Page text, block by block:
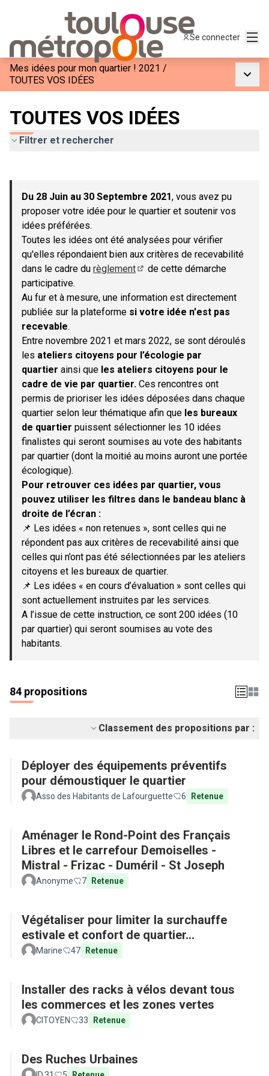
Se connecter
Mes idées pour mon quartier ! 2021 /
TOUTES VOS IDÉES
TOUTES VOS IDÉES
Filtrer et rechercher
−
Du 28 Juin au 30 Septembre 2021, vous avez pu
proposer votre idée pour le quartier et soutenir vos
idées préférées.
Toutes les idées ont été analysées pour vérifier
qu'elles répondaient bien aux critères de recevabilité
dans le cadre du règlement
de cette démarche
participative.
Au fur et à mesure, une information est directement
publiée sur la plateforme si votre idée n'est pas
recevable.
Entre novembre 2021 et mars 2022, se sont déroulés
les ateliers citoyens pour l’écologie par
quartier ainsi que les ateliers citoyens pour le
cadre de vie par quartier. Ces rencontres ont
permis de prioriser les idées déposées dans chaque
quartier selon leur thématique afin que les bureaux
de quartier puissent sélectionner les 10 idées
finalistes qui seront soumises au vote des habitants
par quartier (dont la moitié au moins auront une portée
écologique).
Pour retrouver ces idées par quartier, vous
pouvez utiliser les filtres dans le bandeau blanc à
droite de l’écran :
📌 Les idées « non retenues », sont celles qui ne
répondent pas aux critères de recevabilité ainsi que
celles qui n’ont pas été sélectionnées par les ateliers
citoyens et les bureaux de quartier.
📌 Les idées « en cours d’évaluation » sont celles qui
sont actuellement instruites par les services.
A l’issue de cette instruction, ce sont 200 idées (10
par quartier) qui seront soumises au vote des
habitants.
84 propositions
Classement des propositions par :
Déployer des équipements préventifs
pour démoustiquer le quartier
Asso des Habitants de Lafourguette 6 Retenue
Aménager le Rond-Point des Français
Libres et le carrefour Demoiselles -
Mistral - Frizac - Duméril - St Joseph
Anonyme 7 Retenue
Végétaliser pour limiter la surchauffe
estivale et confort de quartier...
Marine 47 Retenue
Installer des racks à vélos devant tous
les commerces et les zones vertes
CITOYEN 33 Retenue
Des Ruches Urbaines